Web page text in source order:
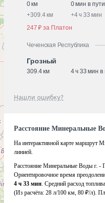
0 км
0 мин в пути
+309.4 км +4 ч 33 мин
247 ₽ за Платон
Чеченская Республика
Грозный
309.4 км 4 ч 33 мин в
Нашли ошибку?
Расстояние Минеральные
На интерактивной карте маршрут
линией.
Расстояние Минеральные Воды г. -
Ориентировочное время
4 ч 33 мин. Средний расход
(Из расчёта: 28 л/100 км, 80 ₽/л).